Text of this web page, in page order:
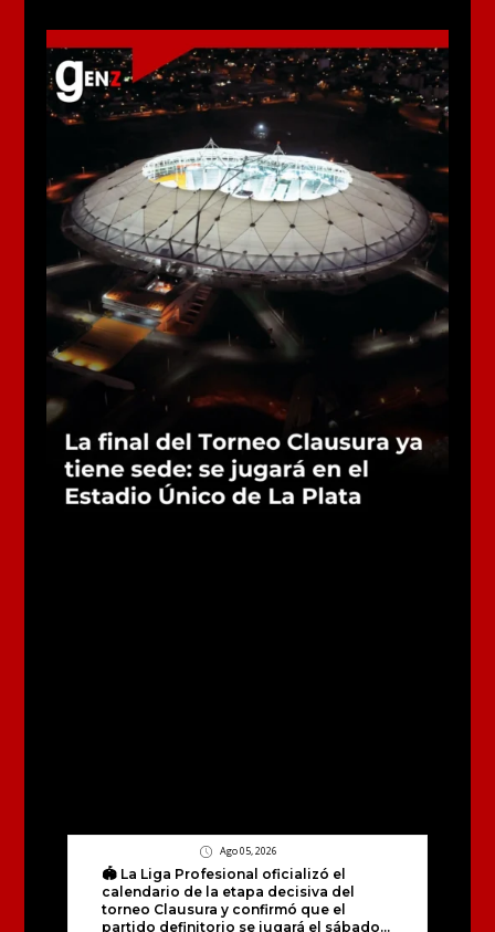
Ago 05, 2026
🏟️ La Liga Profesional oficializó el
calendario de la etapa decisiva del
torneo Clausura y confirmó que el
partido definitorio se jugará el sábado...